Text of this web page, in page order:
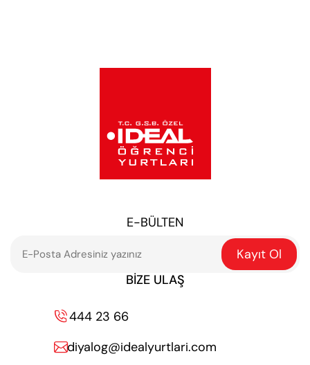
E-BÜLTEN
Kayıt Ol
BIZE ULAŞ
444 23 66
diyalog@idealyurtlari.com